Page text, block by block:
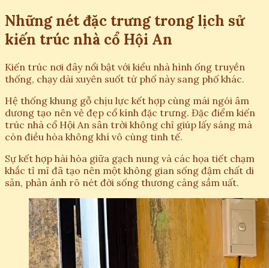
Những nét đặc trưng trong lịch sử
kiến trúc nhà cổ Hội An
Kiến trúc nơi đây nổi bật với kiểu nhà hình ống truyền
thống, chạy dài xuyên suốt từ phố này sang phố khác.
Hệ thống khung gỗ chịu lực kết hợp cùng mái ngói âm
dương tạo nên vẻ đẹp cổ kính đặc trưng. Đặc điểm kiến
trúc nhà cổ Hội An sân trời không chỉ giúp lấy sáng mà
còn điều hòa không khí vô cùng tinh tế.
Sự kết hợp hài hòa giữa gạch nung và các họa tiết chạm
khắc tỉ mỉ đã tạo nên một không gian sống đậm chất di
sản, phản ánh rõ nét đời sống thương cảng sầm uất.